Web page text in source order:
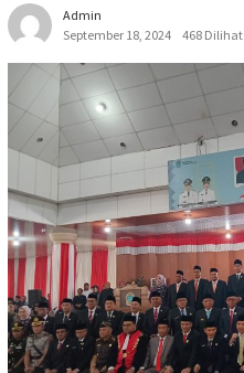
Admin
September 18, 2024
468 Dilihat